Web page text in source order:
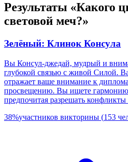
Результаты «Какого
световой меч?»
Зелёный: Клинок Консула
Вы Консул-джедай, мудрый и
глубокой связью с живой Силой.
отражает ваше внимание к
просвещению. Вы ищете
предпочитая разрешать
38%участников викторины (153